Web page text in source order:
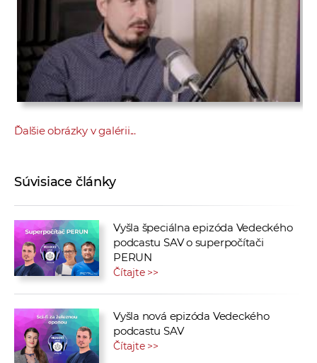
Ďalšie obrázky v galérii...
Súvisiace články
Vyšla špeciálna epizóda Vedeckého
podcastu SAV o superpočítači
PERUN
Čítajte >>
Vyšla nová epizóda Vedeckého
podcastu SAV
Čítajte >>